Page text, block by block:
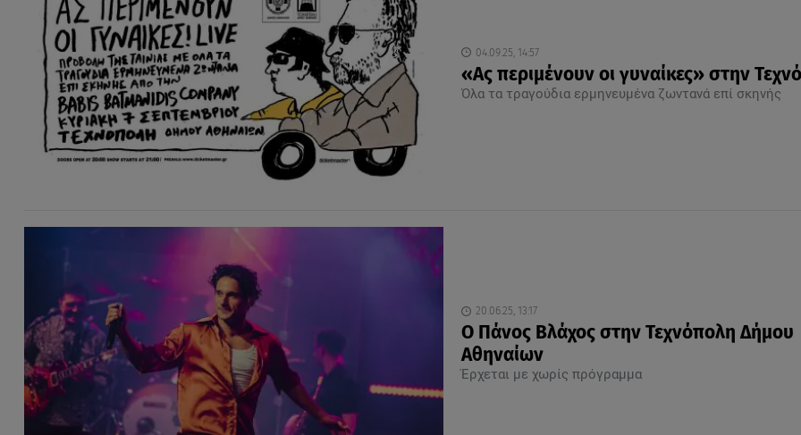
04.09.25, 14:57
«Ας περιμένουν οι γυναίκες» στην
Όλα τα τραγούδια ερμηνευμένα ζωντανά επί σκηνής
20.06.25, 13:17
Ο Πάνος Βλάχος στην Τεχνόπολη Δήμου
Αθηναίων
Έρχεται με χωρίς πρόγραμμα